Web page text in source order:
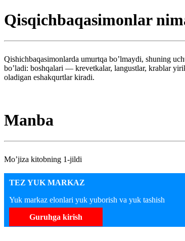
Qisqichbaqasimonlar
Qishichbaqasimonlarda umurtqa bo’lmaydi, shuning
bo’ladi: boshqalari — krevetkalar, langustlar, krablar
oladigan eshakqurtlar kiradi.
Manba
Mo’jiza kitobning 1-jildi
TEZ YUK MARKAZ
Yuk markaz elonlari yuk yuborish va yuk tashish
Guruhga kirish